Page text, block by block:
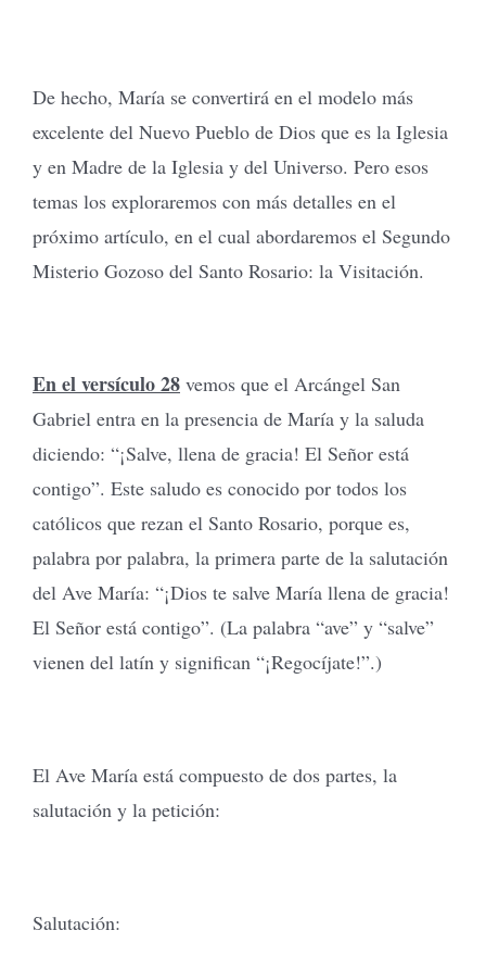
De hecho, María se convertirá en el modelo más
excelente del Nuevo Pueblo de Dios que es la Iglesia
y en Madre de la Iglesia y del Universo. Pero esos
temas los exploraremos con más detalles en el
próximo artículo, en el cual abordaremos el Segundo
Misterio Gozoso del Santo Rosario: la Visitación.
En el versículo 28 vemos que el Arcángel San
Gabriel entra en la presencia de María y la saluda
diciendo: “¡Salve, llena de gracia! El Señor está
contigo”. Este saludo es conocido por todos los
católicos que rezan el Santo Rosario, porque es,
palabra por palabra, la primera parte de la salutación
del Ave María: “¡Dios te salve María llena de gracia!
El Señor está contigo”. (La palabra “ave” y “salve”
vienen del latín y significan “¡Regocíjate!”.)
El Ave María está compuesto de dos partes, la
salutación y la petición:
Salutación: